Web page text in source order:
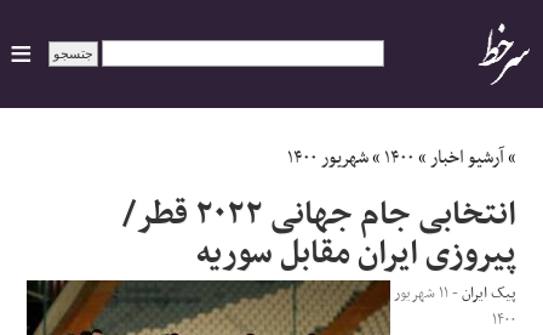
ایران
سیاسی
اقتصاد
»آرشیو اخبار»۱۴۰۰»شهریور ۱۴۰۰
انتخابی جام جهانی ۲۰۲۲ قطر/
پیروزی ایران مقابل سوریه
پیک ایران
- ۱۱ شهریور
۱۴۰۰